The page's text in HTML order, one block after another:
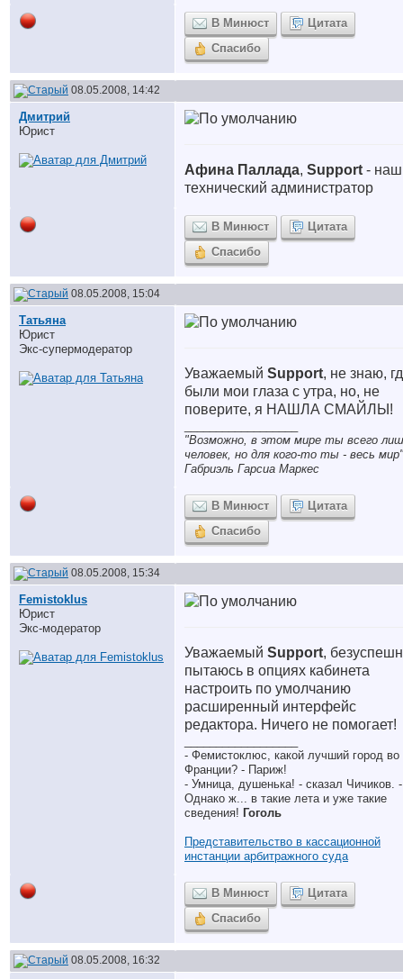
В Минюст
Цитата
Спасибо
08.05.2008, 14:42
Дмитрий
Юрист
Афина Паллада, Support - наш
технический администратор
В Минюст
Цитата
Спасибо
08.05.2008, 15:04
Татьяна
Юрист
Экс-супермодератор
Уважаемый Support, не знаю,
были мои глаза с утра, но, не
поверите, я НАШЛА СМАЙЛЫ!
"Возможно, в этом мире ты всего
человек, но для кого-то ты - весь
Габриэль Гарсиа Маркес
В Минюст
Цитата
Спасибо
08.05.2008, 15:34
Femistoklus
Юрист
Экс-модератор
Уважаемый Support,
пытаюсь в опциях кабинета
настроить по умолчанию
расширенный интерфейс
редактора. Ничего не помогает!
- Фемистоклюс, какой лучший город во
Франции? - Париж!
- Умница, душенька! - сказал Чичиков. -
Однако ж... в такие лета и уже такие
сведения! Гоголь
Представительство в кассационной
инстанции арбитражного суда
В Минюст
Цитата
Спасибо
08.05.2008, 16:32